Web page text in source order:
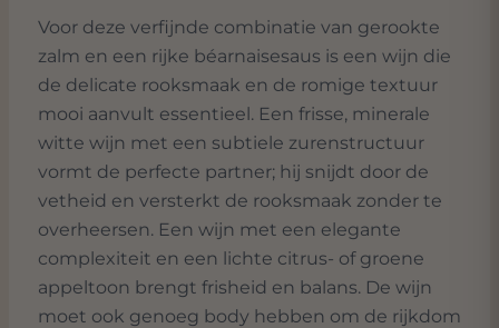
Voor deze verfijnde combinatie van gerookte
zalm en een rijke béarnaisesaus is een wijn die
de delicate rooksmaak en de romige textuur
mooi aanvult essentieel. Een frisse, minerale
witte wijn met een subtiele zurenstructuur
vormt de perfecte partner; hij snijdt door de
vetheid en versterkt de rooksmaak zonder te
overheersen. Een wijn met een elegante
complexiteit en een lichte citrus- of groene
appeltoon brengt frisheid en balans. De wijn
moet ook genoeg body hebben om de rijkdom